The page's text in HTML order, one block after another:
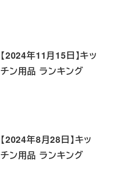
【2024年11月15日】キッ
チン用品 ランキング
【2024年8月28日】キッ
チン用品 ランキング